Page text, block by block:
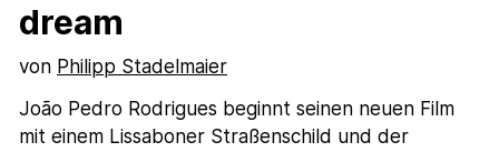
dream
von Philipp Stadelmaier
João Pedro Rodrigues beginnt seinen neuen Film
mit einem Lissaboner Straßenschild und der